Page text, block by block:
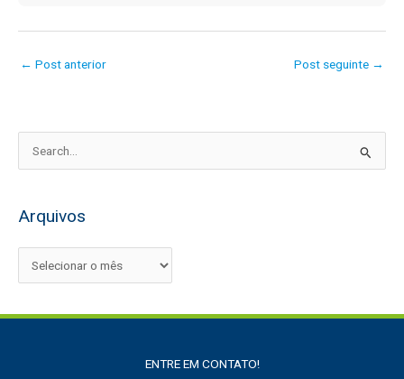
← Post anterior Post seguinte →
u
Arquivos
ENTRE EM CONTATO!